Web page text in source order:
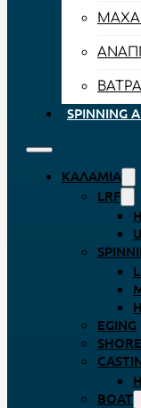
SPINNING
ΚΑΛΆΜΙΑ
LRF
EGING
BOAT